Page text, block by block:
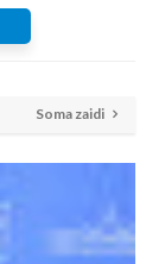
Soma zaidi